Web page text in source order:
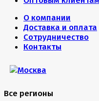
О компании
Доставка и оплата
Сотрудничество
Контакты
Все регионы